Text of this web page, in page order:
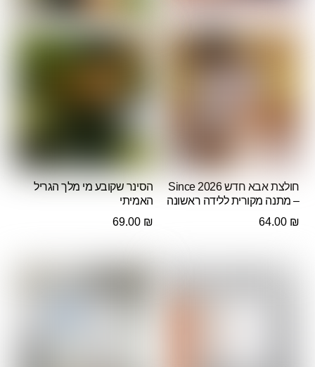
חולצת אבא חדש Since 2026
– מתנה מקורית ללידה ראשונה
64.00 ₪
הסינר שקובע מי מלך הגריל
האמיתי
69.00 ₪